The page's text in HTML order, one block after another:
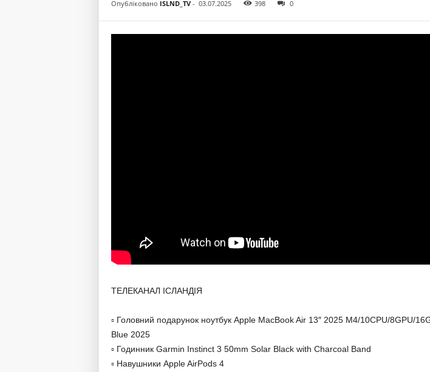
Опубліковано ISLND_TV- 03.07.2025 398 0
ТЕЛЕКАНАЛ ІСЛАНДІЯ
▫️ Головний подарунок ноутбук Apple MacBook Air 13″ 2025 M4/10CPU/8GPU/
Blue 2025
▫️ Годинник Garmin Instinct 3 50mm Solar Black with Charcoal Band
▫️ Навушники Apple AirPods 4